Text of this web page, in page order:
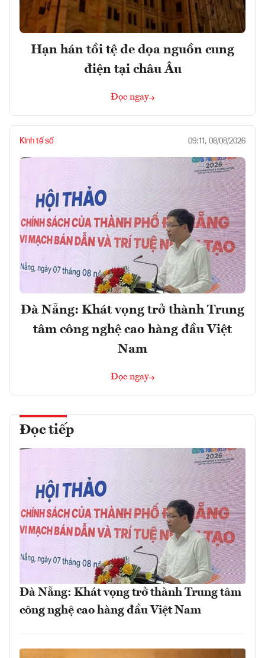
Hạn hán tồi tệ đe dọa nguồn cung
điện tại châu Âu
Đọc ngay
Kinh tế số 09:11, 08/08/2026
Đà Nẵng: Khát vọng trở thành Trung
tâm công nghệ cao hàng đầu Việt
Nam
Đọc ngay
Đọc tiếp
Đà Nẵng: Khát vọng trở thành Trung tâm
công nghệ cao hàng đầu Việt Nam